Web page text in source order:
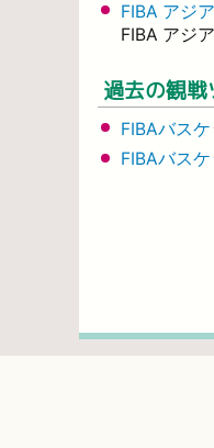
FIBA アジ
FIBA アジ
過去の観戦
FIBAバス
FIBAバス